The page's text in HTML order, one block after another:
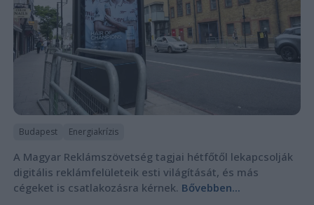
Budapest Energiakrízis
A Magyar Reklámszövetség tagjai hétfőtől lekapcsolják
digitális reklámfelületeik esti világítását, és más
cégeket is csatlakozásra kérnek. Bővebben...